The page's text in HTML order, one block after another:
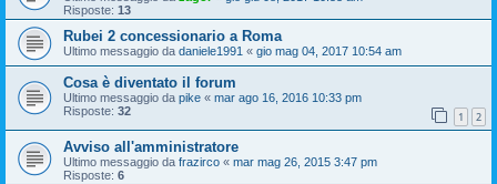
Risposte: 13
Rubei 2 concessionario a Roma
Ultimo messaggio da daniele1991 « gio mag 04, 2017 10:54 am
Cosa è diventato il forum
Ultimo messaggio da pike « mar ago 16, 2016 10:33 pm
Risposte: 32 1 2
Avviso all'amministratore
Ultimo messaggio da frazirco « mar mag 26, 2015 3:47 pm
Risposte: 6